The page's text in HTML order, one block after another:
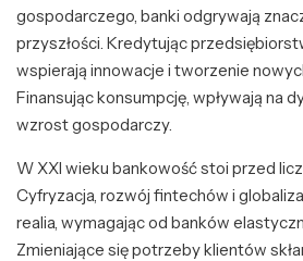
gospodarczego, banki odgrywają
przyszłości. Kredytując
wspierają innowacje i tworzenie
Finansując konsumpcję, wpływają na
wzrost gospodarczy.
W XXI wieku bankowość stoi przed
Cyfryzacja, rozwój fintechów i
realia, wymagając od banków
Zmieniające się potrzeby klientów